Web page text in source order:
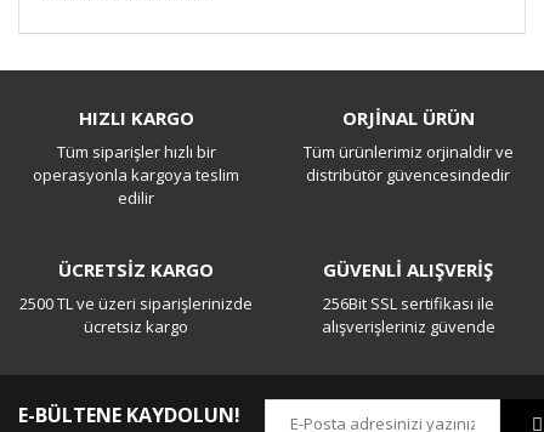
Yorum Yaz
HIZLI KARGO
Tüm siparişler hızlı bir
operasyonla kargoya teslim
edilir
ORJİNAL ÜRÜN
Tüm ürünlerimiz orjinaldir ve
distribütör güvencesindedir
ÜCRETSİZ KARGO
2500 TL ve üzeri siparişlerinizde
ücretsiz kargo
GÜVENLİ ALIŞVERİŞ
256Bit SSL sertifikası ile
alışverişleriniz güvende
E-BÜLTENE KAYDOLUN!